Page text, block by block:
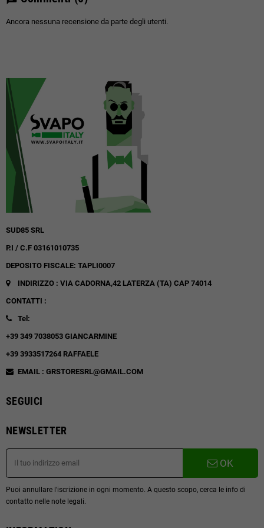
Ancora nessuna recensione da parte degli utenti.
SUD85 SRL
P.I / C.F 03161010735
DEPOSITO FISCALE: TAPLI0007
INDIRIZZO : VIA CADORNA,42 LATERZA (TA) CAP 74014
CONTATTI :
Tel:
+39 349 7038053 GIANCARMINE
+39 3933517264 RAFFAELE
EMAIL : GRSTORESRL@GMAIL.COM
SEGUICI
NEWSLETTER
OK
Puoi annullare l'iscrizione in ogni momento. A questo scopo, cerca le info di
contatto nelle note legali.